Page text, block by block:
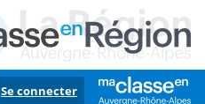
Se connecter